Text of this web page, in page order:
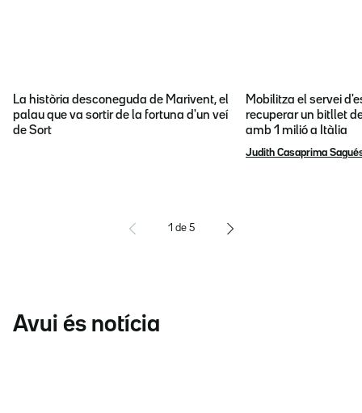
La història desconeguda de Marivent, el
palau que va sortir de la fortuna d'un veí
de Sort
Mobilitza el servei
recuperar un bitllet
amb 1 milió a Itàlia
Judith Casaprima
1 de 5
Avui és notícia